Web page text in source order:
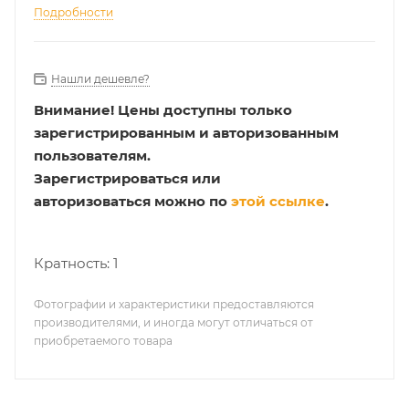
Подробности
Нашли дешевле?
Внимание! Цены доступны только
зарегистрированным и авторизованным
пользователям.
Зарегистрироваться или
авторизоваться можно по этой ссылке.
Кратность: 1
Фотографии и характеристики предоставляются
производителями, и иногда могут отличаться от
приобретаемого товара